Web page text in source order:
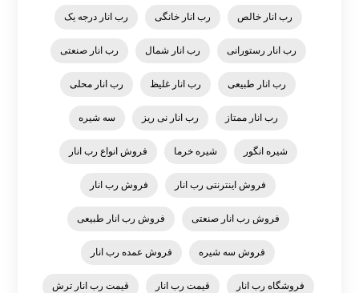
رب انار خالص رب انار خانگی رب انار درجه یک
رب انار رستورانی رب انار شمال رب انار صنعتی
رب انار طبیعی رب انار غلیظ رب انار محلی
رب انار ممتاز رب انار نی ریز سه شیره
شیره انگور شیره خرما فروش انواع رب انار
فروش اینترنتی رب انار فروش رب انار
فروش رب انار صنعتی فروش رب انار طبیعی
فروش سه شیره فروش عمده رب انار
فروشگاه رب انار قیمت رب انار قیمت رب انار ترش